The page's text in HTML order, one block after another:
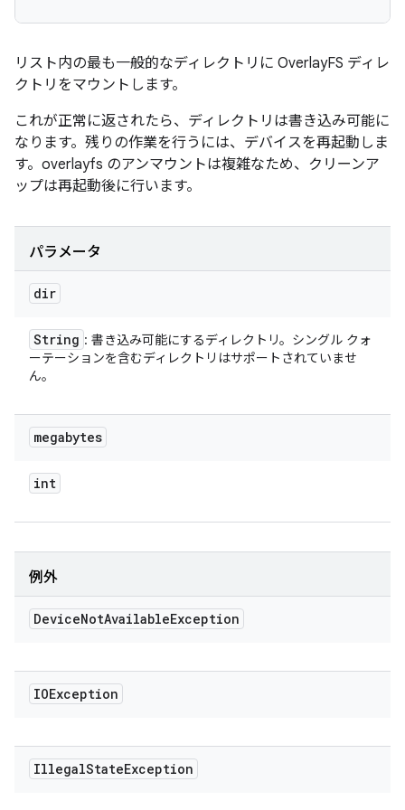
リスト内の最も一般的なディレクトリに OverlayFS ディレ
クトリをマウントします。
これが正常に返されたら、ディレクトリは書き込み可能に
なります。残りの作業を行うには、デバイスを再起動しま
す。overlayfs のアンマウントは複雑なため、クリーンア
ップは再起動後に行います。
パラメータ
dir
String : 書き込み可能にするディレクトリ。シングル クォ
ーテーションを含むディレクトリはサポートされていませ
ん。
megabytes
int
例外
DeviceNotAvailableException
IOException
IllegalStateException